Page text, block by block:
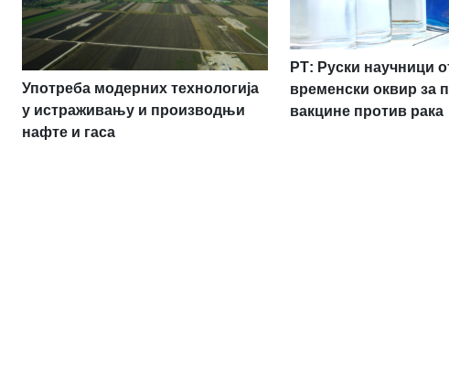
Употреба модерних технологија
у истраживању и производњи
нафте и гаса
РТ: Руски научници
временски оквир за
вакцине против рака